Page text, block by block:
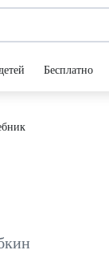
Бесплатно